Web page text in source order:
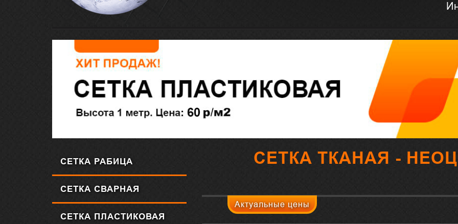
СЕТКА РАБИЦА
СЕТКА СВАРНАЯ
СЕТКА ПЛАСТИКОВАЯ
СЕТКА ТКАНАЯ -
Актуальные цены